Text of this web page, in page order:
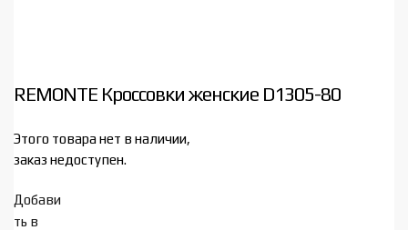
REMONTE Кроссовки женские D1305-80
Этого товара нет в наличии,
заказ недоступен.
Добави
ть в